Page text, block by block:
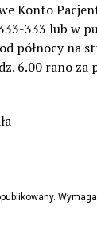
Konto
333 lub w
północy na
6.00 rano za